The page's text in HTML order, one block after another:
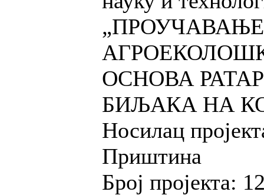
ОСНОВА
БИЉАКА НА
Носилац
Приштина
Број пројекта: